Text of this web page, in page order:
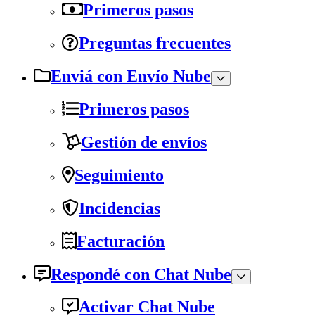
Primeros pasos
Preguntas frecuentes
Enviá con Envío Nube
Primeros pasos
Gestión de envíos
Seguimiento
Incidencias
Facturación
Respondé con Chat Nube
Activar Chat Nube